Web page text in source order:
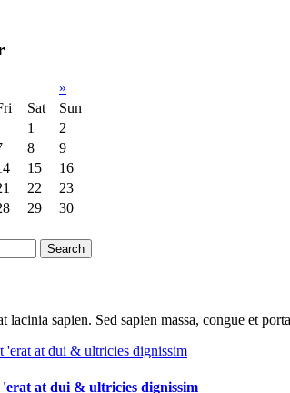
»
Sat
Sun
1
2
8
9
15
16
22
23
29
30
lacinia sapien. Sed sapien massa, congue et
at dui & ultricies dignissim